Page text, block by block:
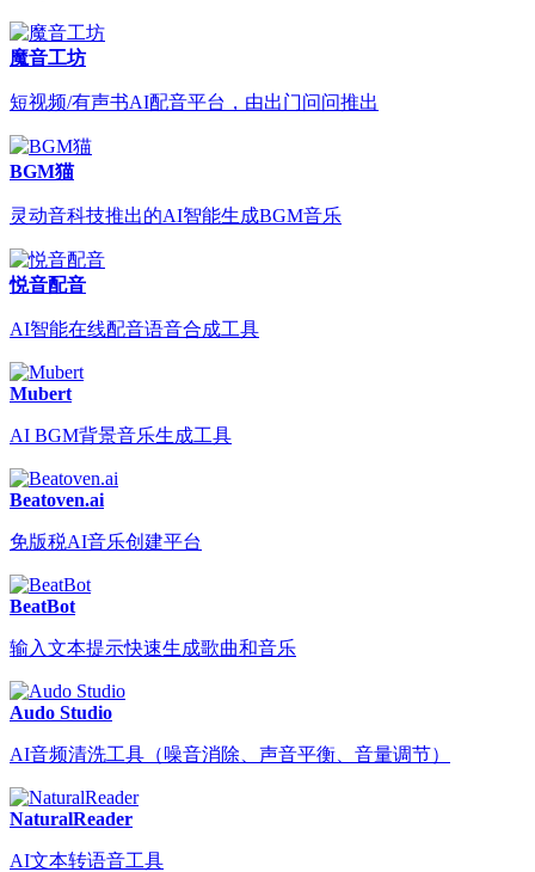
魔音工坊
短视频/有声书AI配音平台，由出门问问推出
BGM猫
灵动音科技推出的AI智能生成BGM音乐
悦音配音
AI智能在线配音语音合成工具
Mubert
AI BGM背景音乐生成工具
Beatoven.ai
免版税AI音乐创建平台
BeatBot
输入文本提示快速生成歌曲和音乐
Audo Studio
AI音频清洗工具（噪音消除、声音平衡、音量调节）
NaturalReader
AI文本转语音工具